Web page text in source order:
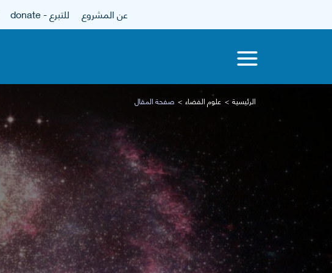
عن المشروع للتبرع - donate
الرئيسية علوم الفضاء صفحة المقال